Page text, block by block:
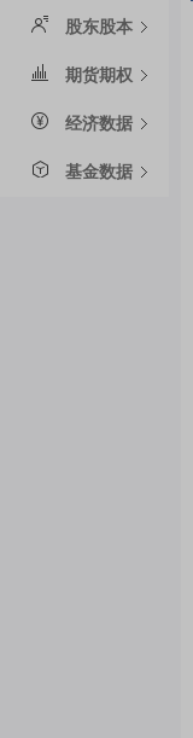
股东股本
期货期权
经济数据
基金数据